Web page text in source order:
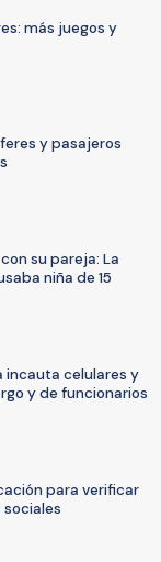
más juegos y
y pasajeros
su pareja: La
niña de 15
incauta celulares y
y de funcionarios
para verificar
sociales